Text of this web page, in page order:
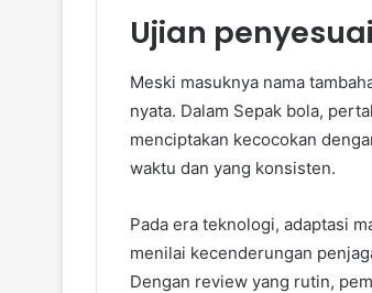
Ujian
Meski masuknya nama
nyata. Dalam Sepak bola,
menciptakan kecocokan
waktu dan yang konsisten.
Pada era teknologi, adaptasi
menilai kecenderungan
Dengan review yang rutin,